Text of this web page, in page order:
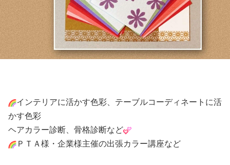
インテリアに活かす色彩、テーブルコーディネートに活
かす色彩
ヘアカラー診断、骨格診断など
ＰＴＡ様・企業様主催の出張カラー講座など